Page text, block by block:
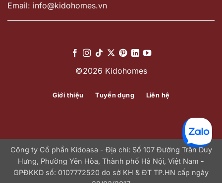
Email: info@kidohomes.vn
©2026 Kidohomes
Giới thiệu Tuyển dụng Liên hệ
Công ty Cổ phần Kidoasa - Địa chỉ: Số 107 Đường Trần Duy
Hưng, Phường Yên Hòa, Thành phố Hà Nội, Việt Nam -
GPĐKKD số: 0107772520 do sở KH & ĐT TP.HN cấp ngày